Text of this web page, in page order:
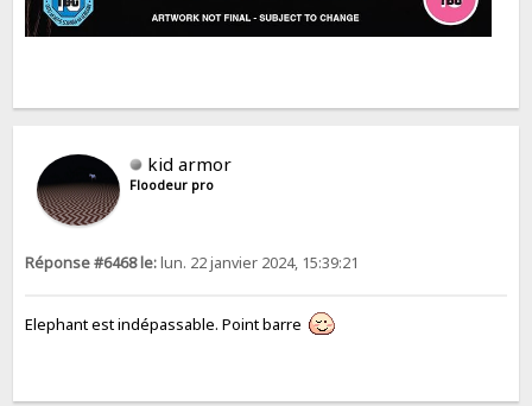
kid armor
Floodeur pro
Réponse #6468 le:lun. 22 janvier 2024, 15:39:21
Elephant est indépassable. Point barre